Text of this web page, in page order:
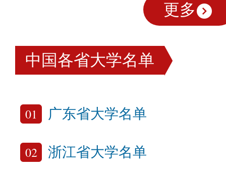
更多
中国各省大学名单
01 广东省大学名单
02 浙江省大学名单